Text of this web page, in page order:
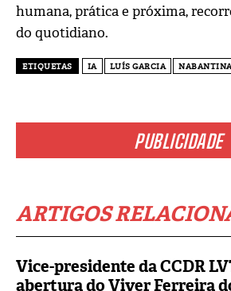
PUBLICIDADE
ARTIGOS
Vice-presidente da CCDR
abertura do Viver Ferreira
humana, prática e próxima,
do quotidiano.
ETIQUETAS IA LUÍS GARCIA